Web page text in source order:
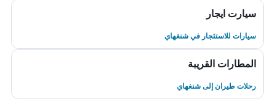
سيارت ايجار
سيارات للاستئجار في شنغهاي
المطارات القريبة
رحلات طيران إلى شنغهاي